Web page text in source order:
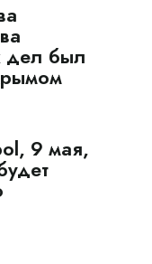
дел был
9 мая,